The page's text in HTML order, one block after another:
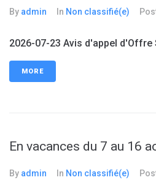
By admin In Non classifié(e)
2026-07-23 Avis d'appel d'Offre
MORE
En vacances du 7 au 16
By admin In Non classifié(e)